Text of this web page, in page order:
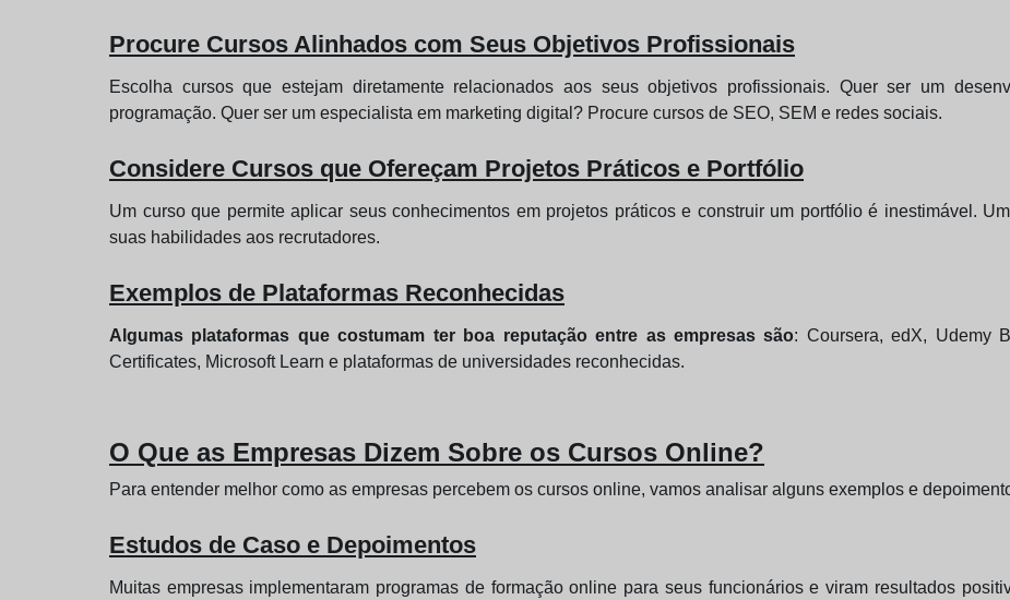
Procure Cursos Alinhados com Seus Objetivos Profissionais
Escolha cursos que estejam diretamente relacionados aos seus objetivos profissionais. Quer ser um
programação. Quer ser um especialista em marketing digital? Procure cursos de SEO, SEM e redes sociais.
Considere Cursos que Ofereçam Projetos Práticos e Portfólio
Um curso que permite aplicar seus conhecimentos em projetos práticos e construir um portfólio é inestimável.
suas habilidades aos recrutadores.
Exemplos de Plataformas Reconhecidas
Algumas plataformas que costumam ter boa reputação entre as empresas são: Coursera, edX, Udemy
Certificates, Microsoft Learn e plataformas de universidades reconhecidas.
O Que as Empresas Dizem Sobre os Cursos Online?
Para entender melhor como as empresas percebem os cursos online, vamos analisar alguns exemplos e
Estudos de Caso e Depoimentos
Muitas empresas implementaram programas de formação online para seus funcionários e viram resultados